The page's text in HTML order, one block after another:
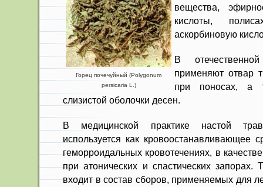
Горец почечуйный (Polygonum
persicaria L.)
вещества,
кислоты,
аскорбиновую
В
применяют отвар
при поносах, а
слизистой оболочки десен.
В медицинской практике настой
используется как кровоостанавливающее
геморроидальных кро­вотечениях, в
при атонических и спастиче­ских запорах.
входит в состав сборов, приме­няемых для